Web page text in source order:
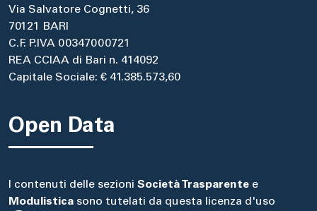
Via Salvatore Cognetti, 36
70121 BARI
C.F. P.IVA 00347000721
REA CCIAA di Bari n. 414092
Capitale Sociale: € 41.385.573,60
Open Data
I contenuti delle sezioni Società Trasparente e
Modulistica sono tutelati da questa licenza d'uso